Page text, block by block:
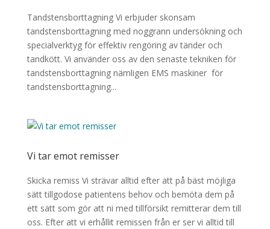
Tandstensborttagning Vi erbjuder skonsam
tandstensborttagning med noggrann undersökning och
specialverktyg för effektiv rengöring av tänder och
tandkött. Vi använder oss av den senaste tekniken för
tandstensborttagning nämligen EMS maskiner för
tandstensborttagning...
Vi tar emot remisser
Skicka remiss Vi strävar alltid efter att på bäst möjliga
sätt tillgodose patientens behov och bemöta dem på
ett sätt som gör att ni med tillförsikt remitterar dem till
oss. Efter att vi erhållit remissen från er ser vi alltid till